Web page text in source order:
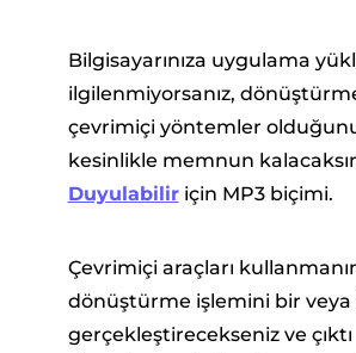
Bilgisayarınıza uygulama
ilgilenmiyorsanız,
çevrimiçi yöntemler
kesinlikle memnun
Duyulabiliriçin MP3 biçimi.
Çevrimiçi araçları
dönüştürme işlemini bir veya
gerçekleştirecekseniz ve çıktı